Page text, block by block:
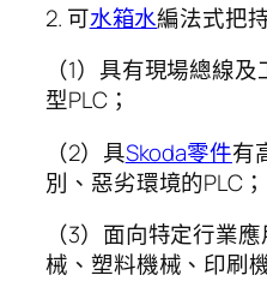
2. 可水箱水編法式把
（1）具有現場總線
型PLC；
（2）具Skoda零件有
別、惡劣環境的PLC；
（3）面向特定行業
械、塑料機械、印刷